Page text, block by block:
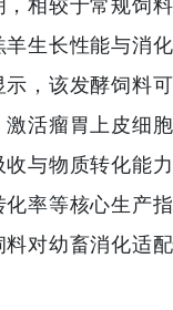
相较于常规饲
羊生长性能与消
示，该发酵饲料
活瘤胃上皮细
与物质转化能
化率等核心生产
料对幼畜消化适